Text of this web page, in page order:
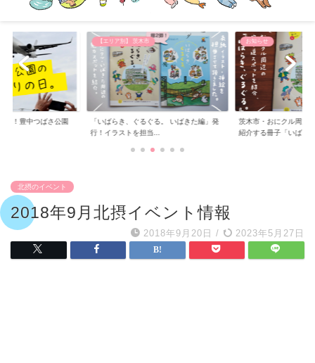
る！豊中つばさ公園
【エリア別】 茨木市
「いばらき、ぐるぐる。 いばきた編」発
行！イラストを担当...
お知らせ
茨木市・おにクル周辺
紹介する冊子「いば...
北摂のイベント
2018年9月北摂イベント情報
2018年9月20日 / 2023年5月27日